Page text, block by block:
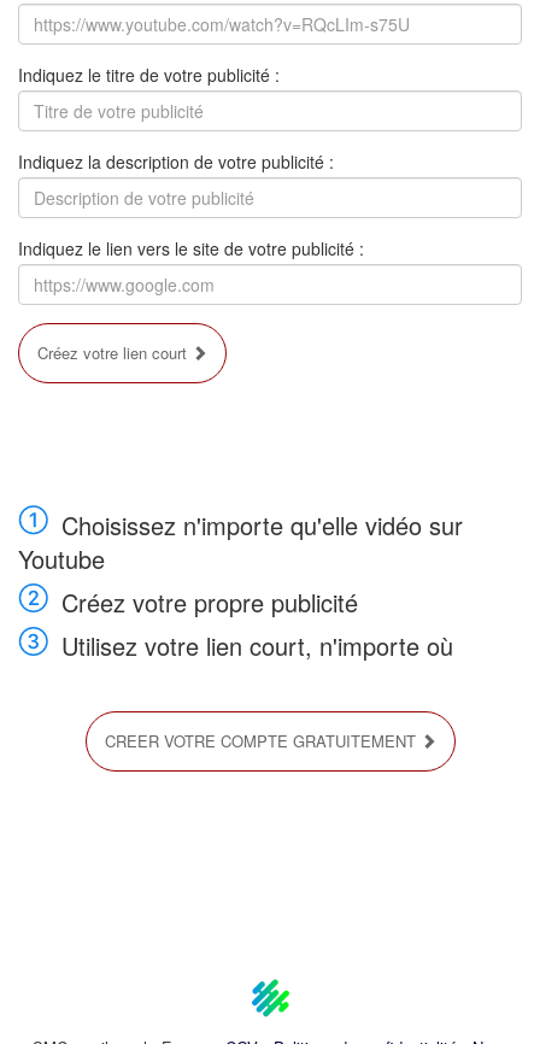
Choisissez n'importe qu'elle vidéo sur
Youtube
Créez votre propre publicité
Utilisez votre lien court, n'importe où
CREER VOTRE COMPTE GRATUITEMENT